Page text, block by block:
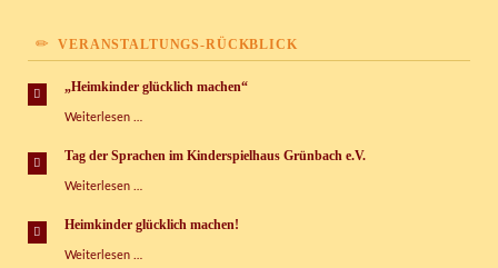
VERANSTALTUNGS-RÜCKBLICK
„Heimkinder glücklich machen“
Weiterlesen …
machen“
Tag der Sprachen im Kinderspielhaus Grünbach e.V.
Weiterlesen …
Sprachen
Kinderspielhaus
Heimkinder glücklich machen!
Weiterlesen …